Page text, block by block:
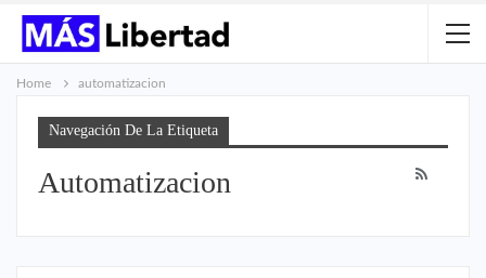
Home automatizacion
Navegación De La Etiqueta
Automatizacion